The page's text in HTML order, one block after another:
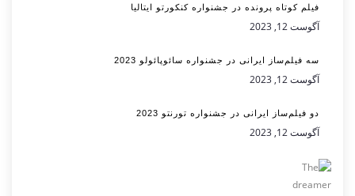
فیلم کوتاه پرونده در جشنواره کنکورتو ایتالیا
آگوست 12, 2023
سه فیلم‌ساز ایرانی در جشنواره سائوپائولو 2023
آگوست 12, 2023
دو فیلم‌ساز ایرانی در جشنواره تورنتو 2023
آگوست 12, 2023